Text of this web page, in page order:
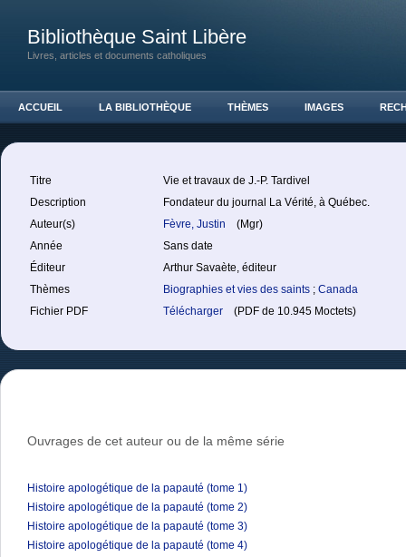
Bibliothèque Saint Libère
Livres, articles et documents catholiques
ACCUEIL LA BIBLIOTHÈQUE THÈMES IMAGES
Titre
Vie et travaux de J.-P. Tardivel
Description
Fondateur du journal La Vérité, à Québec.
Auteur(s)
Fèvre, Justin
(Mgr)
Année
Sans date
Éditeur
Arthur Savaète, éditeur
Thèmes
Biographies et vies des saints ; Canada
Fichier PDF
Télécharger (PDF de 10.945 Moctets)
Ouvrages de cet auteur ou de la même série
Histoire apologétique de la papauté (tome 1)
Histoire apologétique de la papauté (tome 2)
Histoire apologétique de la papauté (tome 3)
Histoire apologétique de la papauté (tome 4)